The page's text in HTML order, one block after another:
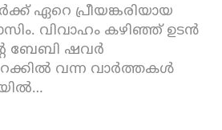
ഏറെ പ്രീയങ്കരിയായ
വിവാഹം കഴിഞ്ഞ് ഉടൻ
ബേബി ഷവർ
വന്ന വാർത്തകൾ
…